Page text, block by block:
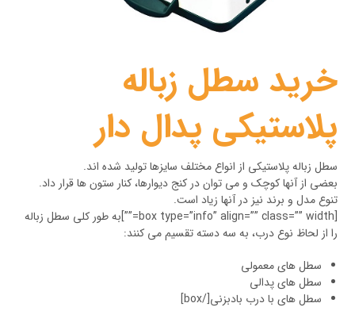
خرید سطل زباله
پلاستیکی پدال دار
سطل زباله پلاستیکی از انواع مختلف سایزها تولید شده اند.
بعضی از آنها کوچک و می توان در کنج دیوارها، کنار ستون ها قرار داد.
تنوع مدل و برند نیز در آنها زیاد است.
[box type=”info” align=”” class=”” width=””]به طور کلی سطل زباله
را از لحاظ نوع درب، به سه دسته تقسیم می کنند:
سطل های معمولی
سطل های پدالی
سطل های با درب بادبزنی[/box]